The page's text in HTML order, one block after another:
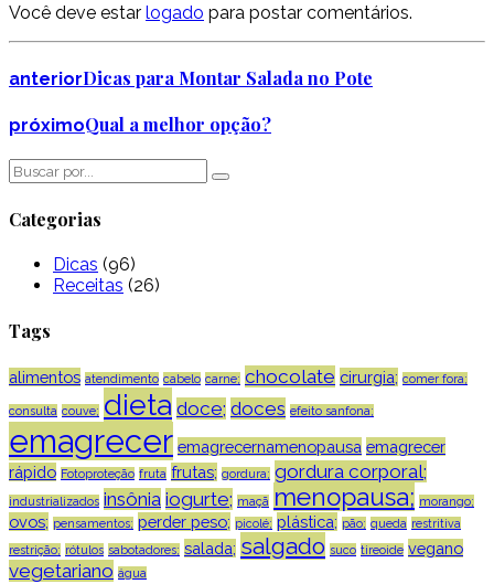
Você deve estar logado para postar comentários.
anteriorDicas para Montar Salada no Pote
próximoQual a melhor opção?
Categorias
Dicas (96)
Receitas (26)
Tags
alimentos atendimento cabelo carne; chocolate cirurgia; comer fora;
consulta couve; dieta doce; doces efeito sanfona;
emagrecer emagrecernamenopausa emagrecer
rápido Fotoproteção fruta frutas; gordura; gordura corporal;
industrializados insônia iogurte; maçã menopausa; morango;
ovos; pensamentos; perder peso; picolé; plástica; pão; queda restritiva
restrição; rótulos sabotadores; salada; salgado suco tireoide vegano
vegetariano água